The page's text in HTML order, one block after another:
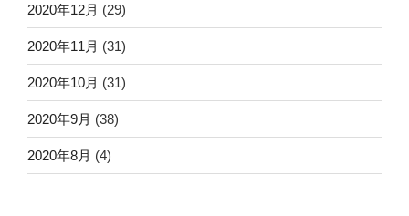
2020年12月 (29)
2020年11月 (31)
2020年10月 (31)
2020年9月 (38)
2020年8月 (4)